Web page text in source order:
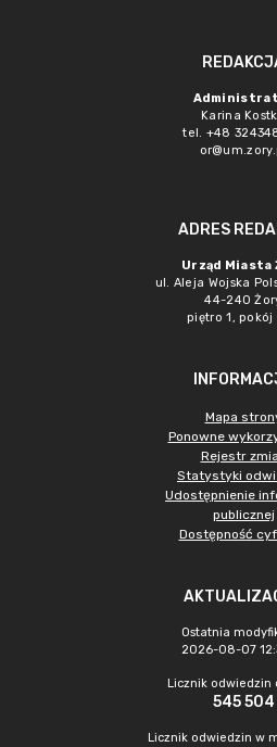
Karina
tel. +48
ADRES
Urząd Miasta
ul. Aleja Wojska
44-240
piętro 1, pokój
Mapa
Ponowne
Rejestr
Statystyki
Udostępnienie
publicznej
Dostępność
Ostatnia
2026-08-07
Licznik odwiedzin
545 504
Licznik odwiedzin w